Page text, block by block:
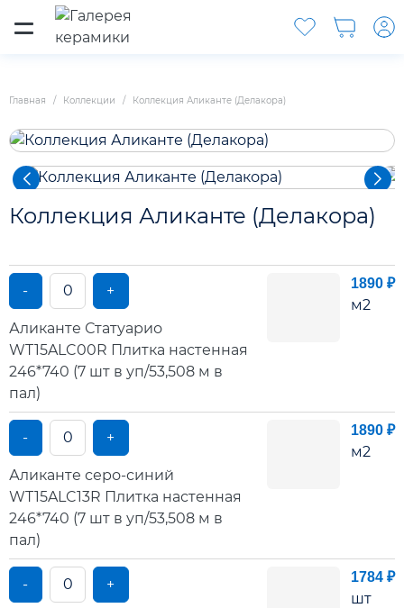
Главная Коллекции Коллекция Аликанте (Делакора)
Коллекция Аликанте (Делакора)
- +
Аликанте Статуарио
WT15ALC00R Плитка настенная
246*740 (7 шт в уп/53,508 м в
пал)
1890 ₽
м2
- +
Аликанте серо-синий
WT15ALC13R Плитка настенная
246*740 (7 шт в уп/53,508 м в
пал)
1890 ₽
м2
- + 1784 ₽
шт